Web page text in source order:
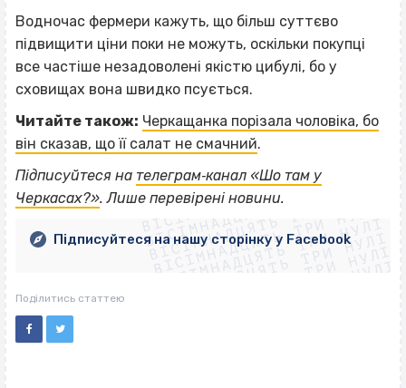
Водночас фермери кажуть, що більш суттєво
підвищити ціни поки не можуть, оскільки покупці
все частіше незадоволені якістю цибулі, бо у
сховищах вона швидко псується.
Читайте також: Черкащанка порізала чоловіка, бо
він сказав, що її салат не смачний.
Підписуйтеся на телеграм‐канал «Шо там у
Черкасах?». Лише перевірені новини.
ВІСІМНАДЦЯТЬ ТРИ НУЛІ
ВІСІМНАДЦЯТЬ ТРИ НУЛІ
ВІСІМНАДЦЯТЬ ТРИ НУЛІ
ВІСІМНАДЦЯТЬ ТРИ НУЛІ
ВІСІМНАДЦЯТЬ ТРИ НУЛІ
ВІСІМНАДЦЯТЬ ТРИ НУЛІ
ВІСІМНАДЦЯТЬ ТРИ НУЛІ
ВІСІМНАДЦЯТЬ ТРИ НУЛІ
Підписуйтеся на нашу сторінку у Facebook
Поділитись статтею